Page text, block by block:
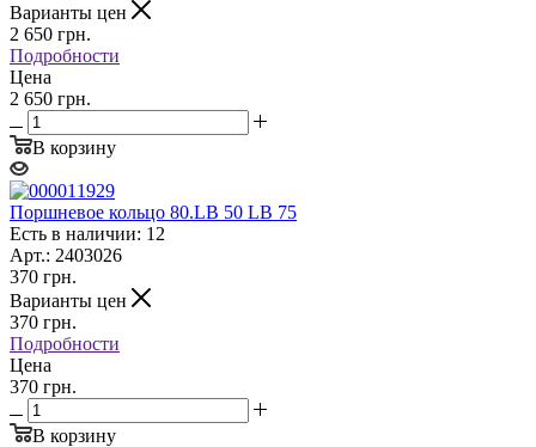
Варианты цен
2 650 грн.
Подробности
Цена
2 650 грн.
В корзину
Поршневое кольцо 80.LB 50 LB 75
Есть в наличии: 12
Арт.: 2403026
370 грн.
Варианты цен
370 грн.
Подробности
Цена
370 грн.
В корзину